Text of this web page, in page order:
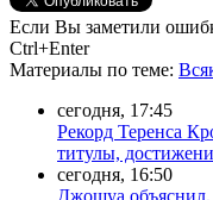
Если Вы заметили
Ctrl+Enter
Материалы по теме:
сегодня, 17:45
Рекорд Теренса
титулы,
сегодня, 16:50
Джошуа